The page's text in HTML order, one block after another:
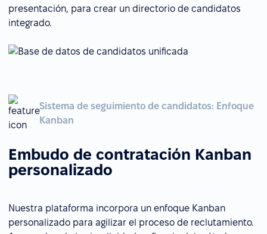
presentación, para crear un directorio de candidatos
integrado.
Sistema de seguimiento de candidatos: Enfoque
Kanban
Embudo de contratación Kanban
personalizado
Nuestra plataforma incorpora un enfoque Kanban
personalizado para agilizar el proceso de reclutamiento.